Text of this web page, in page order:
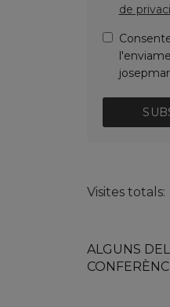
de
Visites totals:
ALGUNS